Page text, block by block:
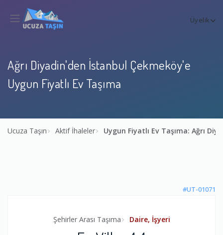
Üyelik
Ağrı Diyadin'den İstanbul Çekmeköy'e
Uygun Fiyatlı Ev Taşıma
Ucuza Taşın Aktif İhaleler Uygun Fiyatlı Ev Taşıma: Ağrı
#UT-01071
Şehirler Arası Taşıma Daire, İşyeri